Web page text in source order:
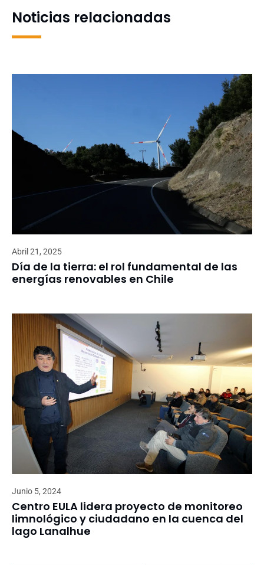
Noticias relacionadas
Abril 21, 2025
Día de la tierra: el rol fundamental de las
energías renovables en Chile
Junio 5, 2024
Centro EULA lidera proyecto de monitoreo
limnológico y ciudadano en la cuenca del
lago Lanalhue